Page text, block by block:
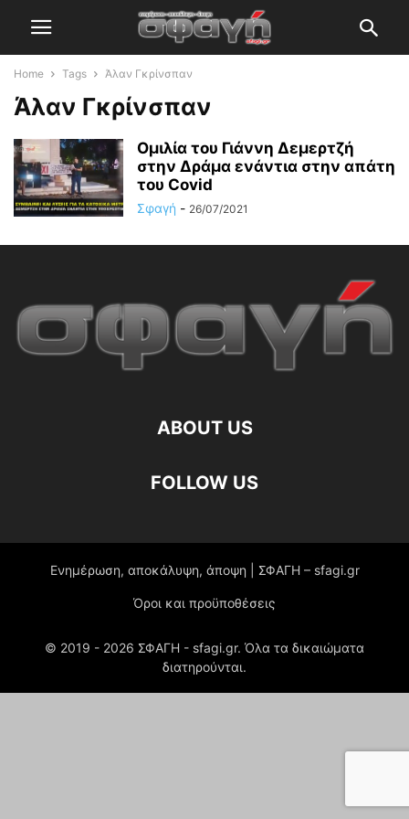
Home Tags Άλαν Γκρίνσπαν
Άλαν Γκρίνσπαν
Ομιλία του Γιάννη Δεμερτζή
στην Δράμα ενάντια στην απάτη
του Covid
Σφαγή - 26/07/2021
ABOUT US
FOLLOW US
Ενημέρωση, αποκάλυψη, άποψη | ΣΦΑΓΗ – sfagi.gr
Όροι και προϋποθέσεις
© 2019 - 2026 ΣΦΑΓΗ - sfagi.gr. Όλα τα δικαιώματα
διατηρούνται.